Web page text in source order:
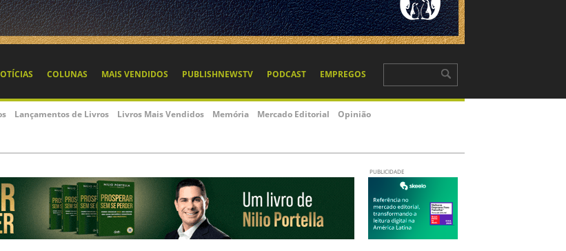
COLUNAS MAIS VENDIDOS PUBLISHNEWSTV PODCAST EMPREGOS
Lançamentos de Livros Livros Mais Vendidos Memória Mercado Editorial Opinião
PUBLICIDADE